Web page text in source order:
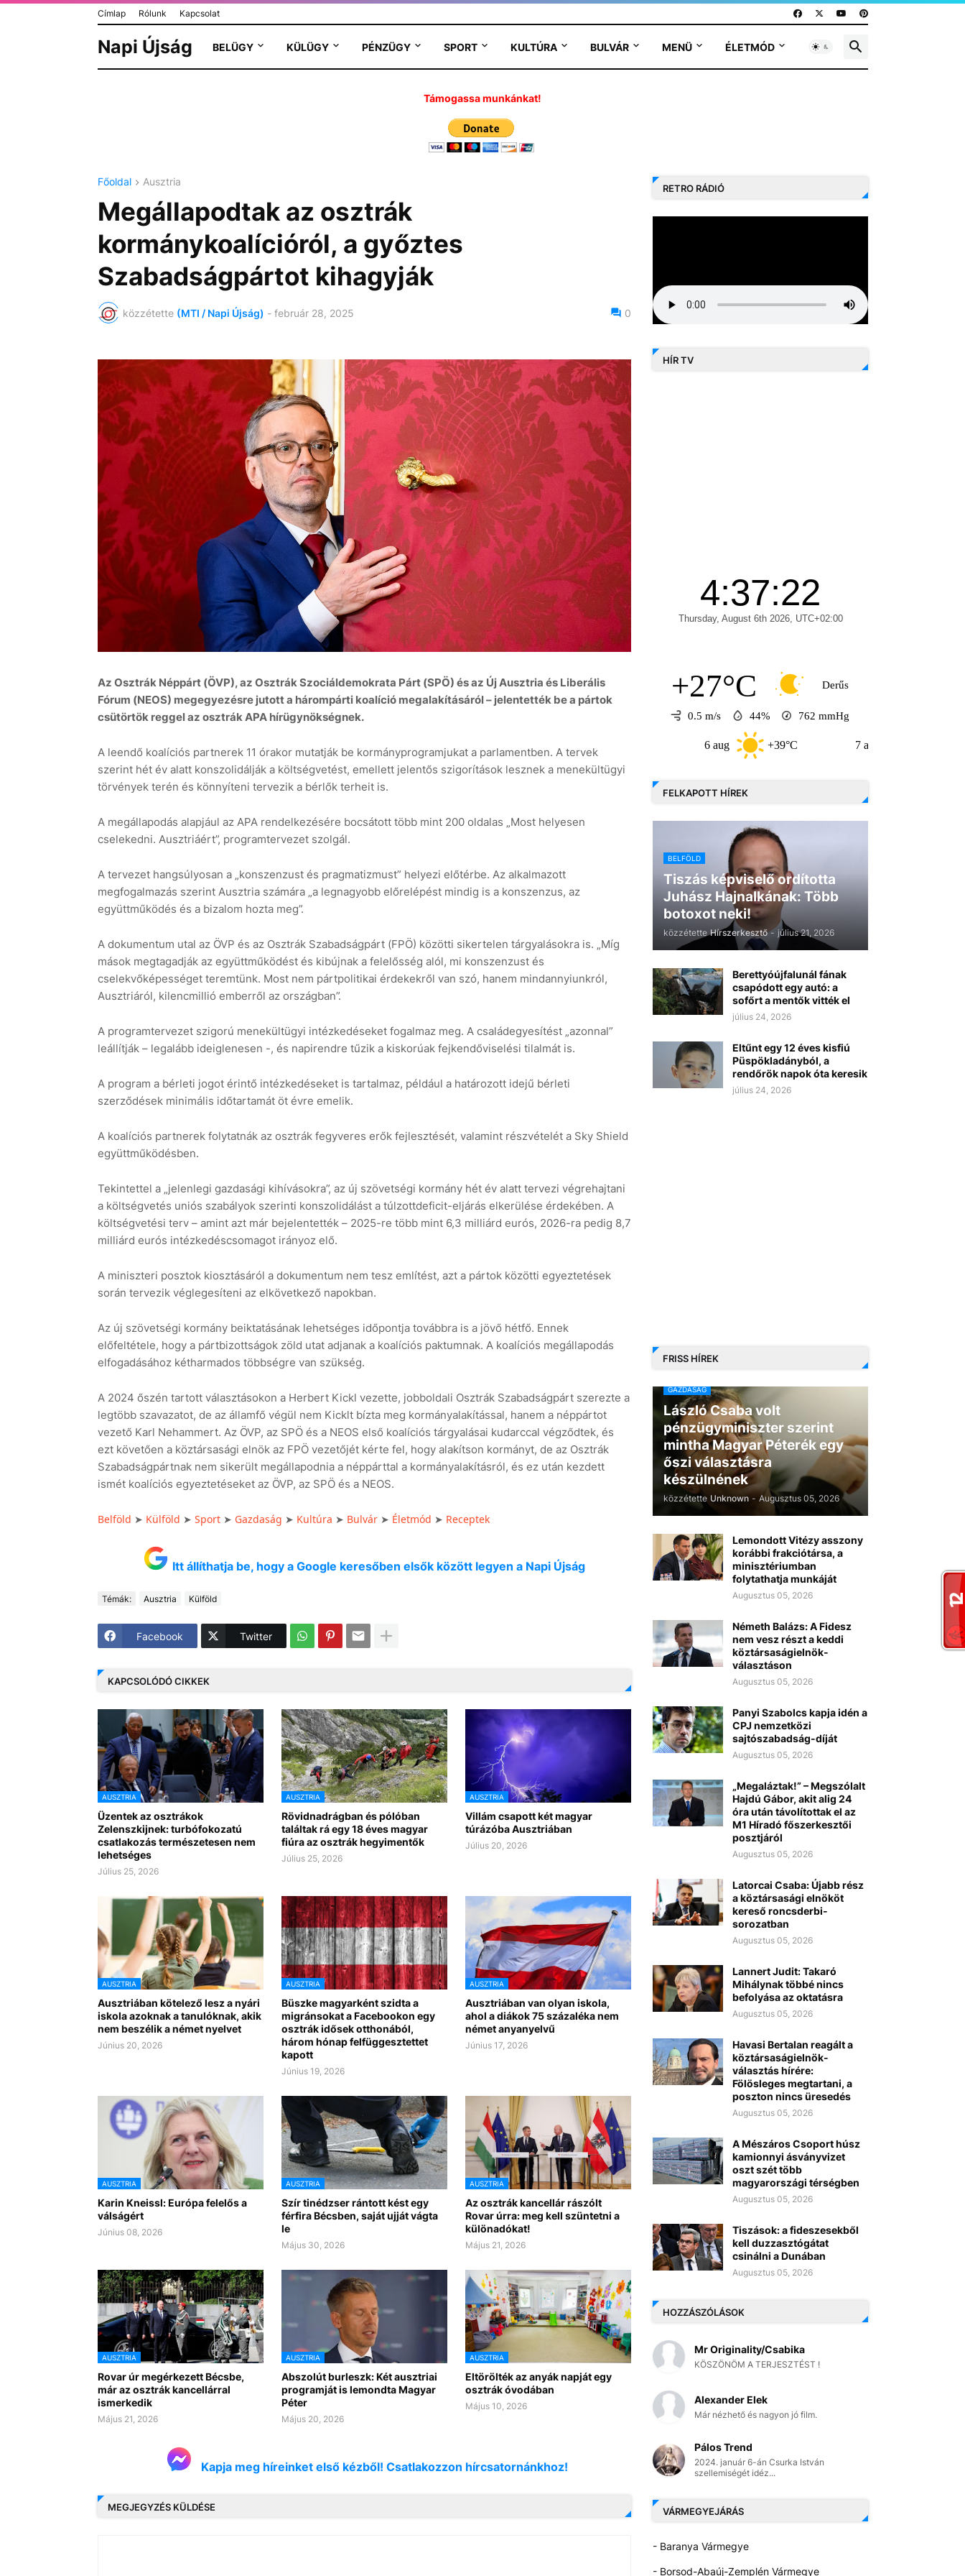
Címlap Rólunk Kapcsolat
Napi Újság BELÜGY KÜLÜGY PÉNZÜGY SPORT KULTÚRA BULVÁR MENÜ ÉLETMÓD
Támogassa munkánkat!
Főoldal Ausztria
Megállapodtak az osztrák
kormánykoalícióról, a győztes
Szabadságpártot kihagyják
közzétette (MTI / Napi Újság) - február 28, 2025 0
Az Osztrák Néppárt (ÖVP), az Osztrák Szociáldemokrata Párt (SPÖ) és az Új Ausztria és Liberális
Fórum (NEOS) megegyezésre jutott a hárompárti koalíció megalakításáról – jelentették be a pártok
csütörtök reggel az osztrák APA hírügynökségnek.
A leendő koalíciós partnerek 11 órakor mutatják be kormányprogramjukat a parlamentben. A tervek
szerint hét év alatt konszolidálják a költségvetést, emellett jelentős szigorítások lesznek a menekültügyi
törvények terén és könnyíteni tervezik a bérlők terheit is.
A megállapodás alapjául az APA rendelkezésére bocsátott több mint 200 oldalas „Most helyesen
cselekedni. Ausztriáért”, programtervezet szolgál.
A tervezet hangsúlyosan a „konszenzust és pragmatizmust” helyezi előtérbe. Az alkalmazott
megfogalmazás szerint Ausztria számára „a legnagyobb előrelépést mindig is a konszenzus, az
együttműködés és a bizalom hozta meg”.
A dokumentum utal az ÖVP és az Osztrák Szabadságpárt (FPÖ) közötti sikertelen tárgyalásokra is. „Míg
mások megtagadják az együttműködést és kibújnak a felelősség alól, mi konszenzust és
cselekvőképességet teremtünk. Most nem pártpolitikai érdekekről van szó, hanem mindannyiunkról,
Ausztriáról, kilencmillió emberről az országban”.
A programtervezet szigorú menekültügyi intézkedéseket fogalmaz meg. A családegyesítést „azonnal”
leállítják – legalább ideiglenesen -, és napirendre tűzik a kiskorúak fejkendőviselési tilalmát is.
A program a bérleti jogot érintő intézkedéseket is tartalmaz, például a határozott idejű bérleti
szerződések minimális időtartamát öt évre emelik.
A koalíciós partnerek folytatnák az osztrák fegyveres erők fejlesztését, valamint részvételét a Sky Shield
együttműködésben.
Tekintettel a „jelenlegi gazdasági kihívásokra”, az új szövetségi kormány hét év alatt tervezi végrehajtani
a költségvetés uniós szabályok szerinti konszolidálást a túlzottdeficit-eljárás elkerülése érdekében. A
költségvetési terv – amint azt már bejelentették – 2025-re több mint 6,3 milliárd eurós, 2026-ra pedig 8,7
milliárd eurós intézkedéscsomagot irányoz elő.
A miniszteri posztok kiosztásáról a dokumentum nem tesz említést, azt a pártok közötti egyeztetések
során tervezik véglegesíteni az elkövetkező napokban.
Az új szövetségi kormány beiktatásának lehetséges időpontja továbbra is a jövő hétfő. Ennek
előfeltétele, hogy a pártbizottságok zöld utat adjanak a koalíciós paktumnak. A koalíciós megállapodás
elfogadásához kétharmados többségre van szükség.
A 2024 őszén tartott választásokon a Herbert Kickl vezette, jobboldali Osztrák Szabadságpárt szerezte a
legtöbb szavazatot, de az államfő végül nem Kicklt bízta meg kormányalakítással, hanem a néppártot
vezető Karl Nehammert. Az ÖVP, az SPÖ és a NEOS első koalíciós tárgyalásai kudarccal végződtek, és
ezt követően a köztársasági elnök az FPÖ vezetőjét kérte fel, hogy alakítson kormányt, de az Osztrák
Szabadságpártnak nem sikerült megállapodnia a néppárttal a kormányalakításról, és ez után kezdett
ismét koalíciós egyeztetéseket az ÖVP, az SPÖ és a NEOS.
Belföld ➤ Külföld ➤ Sport➤ Gazdaság ➤ Kultúra ➤ Bulvár➤ Életmód ➤ Receptek
Itt állíthatja be, hogy a Google keresőben elsők között legyen a Napi Újság
Témák: Ausztria Külföld
Facebook Twitter
KAPCSOLÓDÓ CIKKEK
AUSZTRIA
Üzentek az osztrákok
Zelenszkijnek: turbófokozatú
csatlakozás természetesen nem
lehetséges
Július 25, 2026
AUSZTRIA
Rövidnadrágban és pólóban
találtak rá egy 18 éves magyar
fiúra az osztrák hegyimentők
Július 25, 2026
AUSZTRIA
Villám csapott két magyar
túrázóba Ausztriában
Július 20, 2026
AUSZTRIA
Ausztriában kötelező lesz a nyári
iskola azoknak a tanulóknak, akik
nem beszélik a német nyelvet
Június 20, 2026
AUSZTRIA
Büszke magyarként szidta a
migránsokat a Facebookon egy
osztrák idősek otthonából,
három hónap felfüggesztettet
kapott
Június 19, 2026
AUSZTRIA
Ausztriában van olyan iskola,
ahol a diákok 75 százaléka nem
német anyanyelvű
Június 17, 2026
AUSZTRIA
Karin Kneissl: Európa felelős a
válságért
Június 08, 2026
AUSZTRIA
Szír tinédzser rántott kést egy
férfira Bécsben, saját ujját vágta
le
Május 30, 2026
AUSZTRIA
Az osztrák kancellár rászólt
Rovar úrra: meg kell szüntetni a
különadókat!
Május 21, 2026
AUSZTRIA
Rovar úr megérkezett Bécsbe,
már az osztrák kancellárral
ismerkedik
Május 21, 2026
AUSZTRIA
Abszolút burleszk: Két ausztriai
programját is lemondta Magyar
Péter
Május 20, 2026
AUSZTRIA
Eltörölték az anyák napját egy
osztrák óvodában
Május 10, 2026
Kapja meg híreinket első kézből! Csatlakozzon hírcsatornánkhoz!
MEGJEGYZÉS KÜLDÉSE
RETRO RÁDIÓ
HÍR TV
+27°C Derűs
0.5 m/s 44% 762 mmHg
+39°C
FELKAPOTT HÍREK
BELFÖLD
Tiszás képviselő ordította
Juhász Hajnalkának: Több
botoxot neki!
közzétette Hírszerkesztő - július 21, 2026
Berettyóújfalunál fának
csapódott egy autó: a
sofőrt a mentők vitték el
július 24, 2026
Eltűnt egy 12 éves kisfiú
Püspökladányból, a
rendőrök napok óta keresik
július 24, 2026
FRISS HÍREK
GAZDASÁG
László Csaba volt
pénzügyminiszter szerint
mintha Magyar Péterék egy
őszi választásra
készülnének
közzétette Unknown - Augusztus 05, 2026
Lemondott Vitézy asszony
korábbi frakciótársa, a
minisztériumban
folytathatja munkáját
Augusztus 05, 2026
Németh Balázs: A Fidesz
nem vesz részt a keddi
köztársaságielnök-
választáson
Augusztus 05, 2026
Panyi Szabolcs kapja idén a
CPJ nemzetközi
sajtószabadság-díját
Augusztus 05, 2026
„Megaláztak!” – Megszólalt
Hajdú Gábor, akit alig 24
óra után távolítottak el az
M1 Híradó főszerkesztői
posztjáról
Augusztus 05, 2026
Latorcai Csaba: Újabb rész
a köztársasági elnököt
kereső roncsderbi-
sorozatban
Augusztus 05, 2026
Lannert Judit: Takaró
Mihálynak többé nincs
befolyása az oktatásra
Augusztus 05, 2026
Havasi Bertalan reagált a
köztársaságielnök-
választás hírére:
Fölösleges megtartani, a
poszton nincs üresedés
Augusztus 05, 2026
A Mészáros Csoport húsz
kamionnyi ásványvizet
oszt szét több
magyarországi térségben
Augusztus 05, 2026
Tiszások: a fideszesekből
kell duzzasztógátat
csinálni a Dunában
Augusztus 05, 2026
HOZZÁSZÓLÁSOK
Mr Originality/Csabika
KÖSZÖNÖM A TERJESZTÉST !
Alexander Elek
Már nézhető és nagyon jó film.
Pálos Trend
2024. január 6-án Csurka István
szellemiségét idéz...
VÁRMEGYEJÁRÁS
- Baranya Vármegye
- Borsod-Abaúj-Zemplén Vármegye